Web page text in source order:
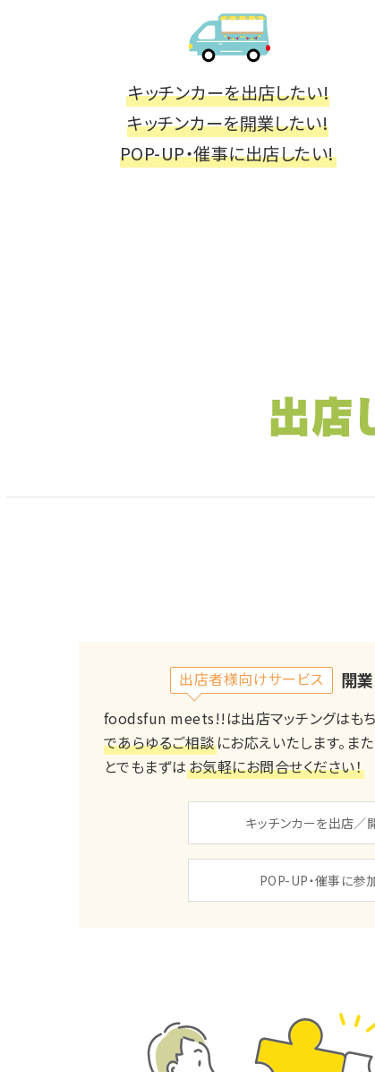
キッチンカーを出店したい!
キッチンカーを開業したい!
POP-UP・催事に出店したい!
出店者様向けサービス 開
foodsfun meets!!は出店マッチングはもち
であらゆるご相談にお応えいたします。ま
とでもまずはお気軽にお問合せください！
キッチンカーを出店／
POP-UP・催事に参